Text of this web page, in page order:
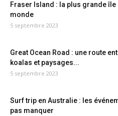
Fraser Island : la plus grande île
monde
5 septembre 2023
Great Ocean Road : une route
koalas et paysages...
5 septembre 2023
Surf trip en Australie : les
pas manquer